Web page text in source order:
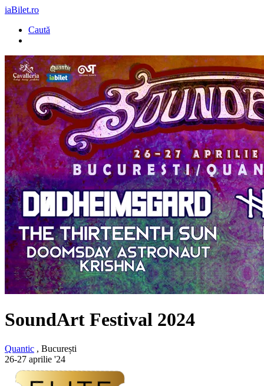
iaBilet.ro
Caută
SoundArt Festival 2024
Quantic , București
26-27 aprilie '24